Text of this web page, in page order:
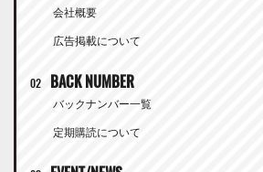
会社概要
広告掲載について
02 BACK NUMBER
バックナンバー一覧
定期購読について